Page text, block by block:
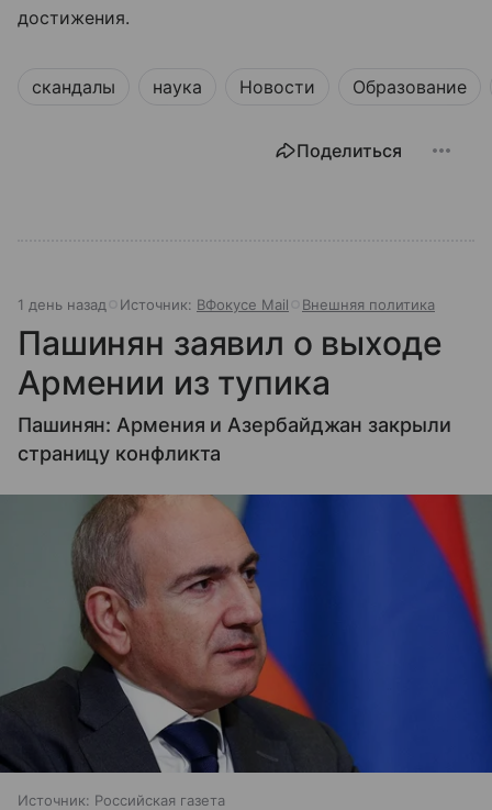
достижения.
скандалы наука Новости Образование
Поделиться
1 день назад Источник: ВФокусе Mail Внешняя политика
Пашинян заявил о выходе
Армении из тупика
Пашинян: Армения и Азербайджан закрыли
страницу конфликта
Источник: Российская газета